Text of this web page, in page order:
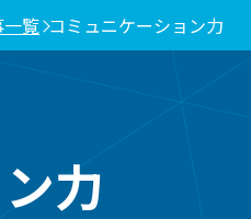
覧 コミュニケーション力
力